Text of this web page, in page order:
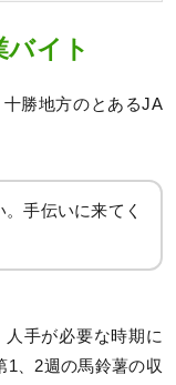
イト
勝地方のとあるJA
手伝いに来てく
人手が必要な時期に
1、2週の馬鈴薯の収